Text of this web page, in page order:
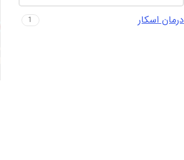
درمان اسکار 1